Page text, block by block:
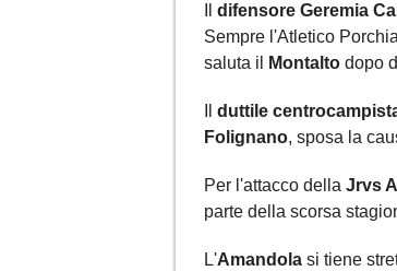
difensore Geremia
Sempre l'Atletico
saluta il
Montalto dopo
duttile
Folignano, sposa la
Per l'attacco della Jrvs
parte della scorsa
L'Amandola si tiene